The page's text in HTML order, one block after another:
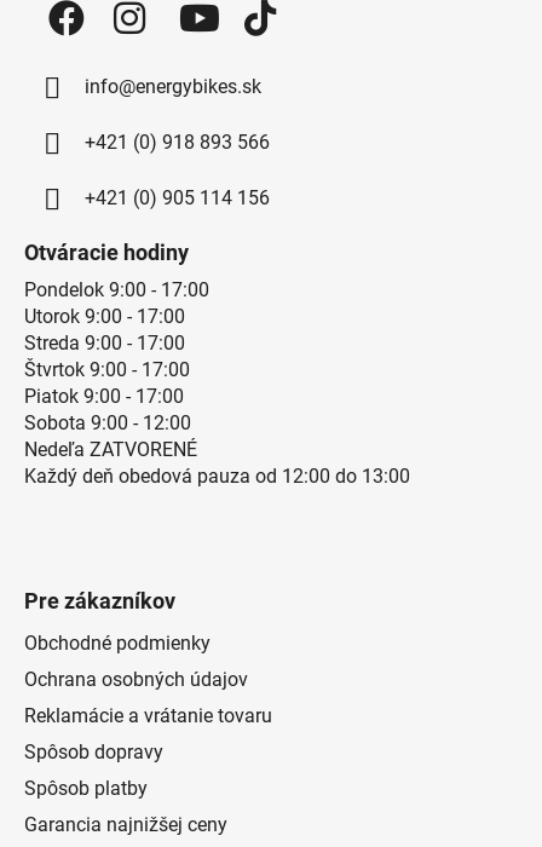
info@energybikes.sk
+421 (0) 918 893 566
+421 (0) 905 114 156
Otváracie hodiny
Pondelok 9:00 - 17:00
Utorok 9:00 - 17:00
Streda 9:00 - 17:00
Štvrtok 9:00 - 17:00
Piatok 9:00 - 17:00
Sobota 9:00 - 12:00
Nedeľa ZATVORENÉ
Každý deň obedová pauza od 12:00 do 13:00
Pre zákazníkov
Obchodné podmienky
Ochrana osobných údajov
Reklamácie a vrátanie tovaru
Spôsob dopravy
Spôsob platby
Garancia najnižšej ceny